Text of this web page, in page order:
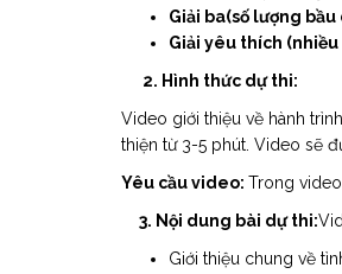
Giải ba(số lượng
Giải yêu thích
2. Hình thức dự thi:
Video giới thiệu về hành
thiện từ 3-5 phút. Video sẽ
Yêu cầu video: Trong
3. Nội dung bài dự thi:
Giới thiệu chung về